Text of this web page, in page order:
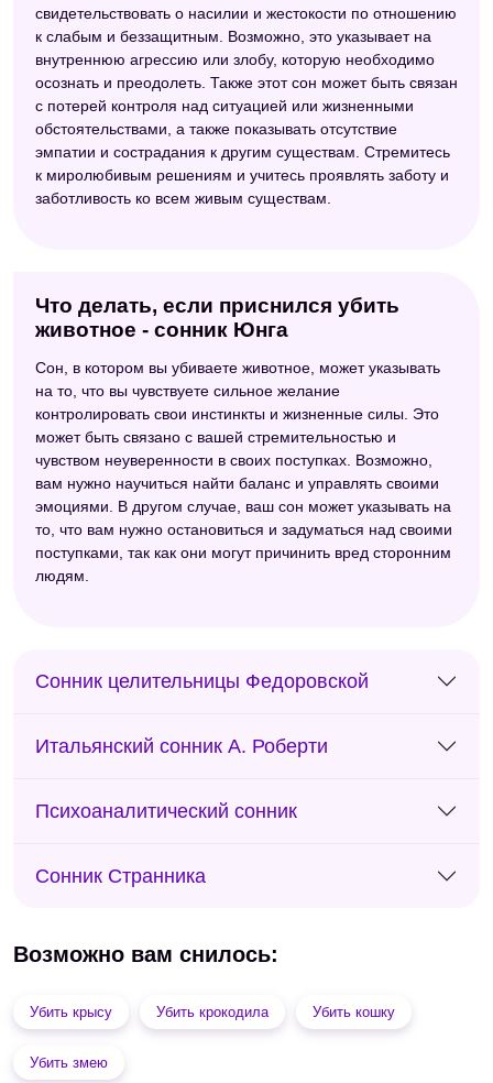
свидетельствовать о насилии и жестокости по отношению
к слабым и беззащитным. Возможно, это указывает на
внутреннюю агрессию или злобу, которую необходимо
осознать и преодолеть. Также этот сон может быть связан
с потерей контроля над ситуацией или жизненными
обстоятельствами, а также показывать отсутствие
эмпатии и сострадания к другим существам. Стремитесь
к миролюбивым решениям и учитесь проявлять заботу и
заботливость ко всем живым существам.
Что делать, если приснился убить
животное - сонник Юнга
Сон, в котором вы убиваете животное, может указывать
на то, что вы чувствуете сильное желание
контролировать свои инстинкты и жизненные силы. Это
может быть связано с вашей стремительностью и
чувством неуверенности в своих поступках. Возможно,
вам нужно научиться найти баланс и управлять своими
эмоциями. В другом случае, ваш сон может указывать на
то, что вам нужно остановиться и задуматься над своими
поступками, так как они могут причинить вред сторонним
людям.
Сонник целительницы Федоровской
Итальянский сонник А. Роберти
Психоаналитический сонник
Сонник Странника
Возможно вам снилось:
Убить крысу Убить крокодила Убить кошку
Убить змею